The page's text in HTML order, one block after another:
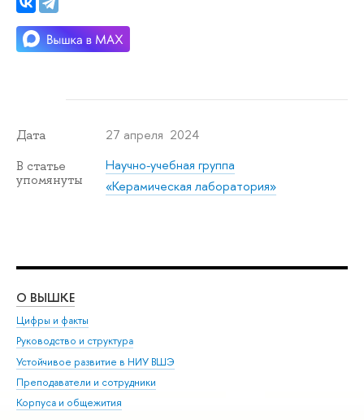
Дата 27 апреля 2024
В статье
упомянуты
Научно-учебная группа
«Керамическая лаборатория»
О ВЫШКЕ
Цифры и факты
Руководство и структура
Устойчивое развитие в НИУ ВШЭ
Преподаватели и сотрудники
Корпуса и общежития